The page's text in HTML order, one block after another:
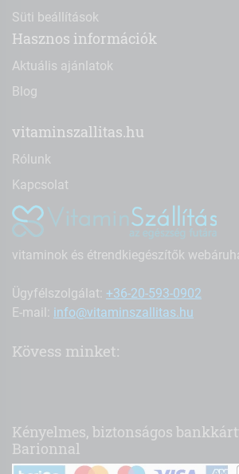
Süti beállítások
Hasznos információk
Aktuális ajánlatok
Blog
vitaminszallitas.hu
Rólunk
Kapcsolat
vitaminok és étrendkiegészítők
Ügyfélszolgálat: +36-20-593-0902
E-mail: info@vitaminszallitas.hu
Kövess minket:
Kényelmes, biztonságos
Barionnal